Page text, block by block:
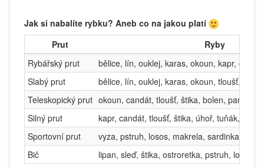
Jak si nabalíte rybku? Aneb co na jakou platí
Prut
Ryby
Rybářský prut
bělice, lín, ouklej, karas, okoun, kapr,
Slabý prut
bělice, lín, ouklej, karas, okoun, tloušť, sleď,
Teleskopický prut okoun, candát, tloušť, štika, bolen, parma,
Silný prut
kapr, candát, tloušť, štika, úhoř, tuňák,
Sportovní prut
vyza, pstruh, losos, makrela, sardinka,
Bič
lipan, sleď, štika, ostroretka, pstruh, losos